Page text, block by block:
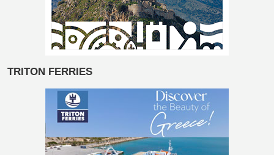
TRITON FERRIES